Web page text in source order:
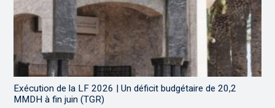
Exécution de la LF 2026 | Un déficit budgétaire de 20,2
MMDH à fin juin (TGR)